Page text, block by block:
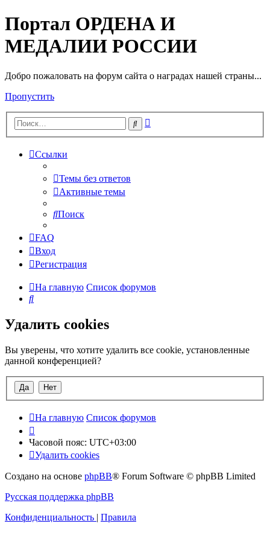
Портал ОРДЕНА И
МЕДАЛИИ РОССИИ
Добро пожаловать на форум сайта о наградах нашей страны...
Пропустить
Поиск
Ссылки
Темы без ответов
Активные темы
Поиск
FAQ
Вход
Регистрация
На главную Список форумов
Поиск
Удалить cookies
Вы уверены, что хотите удалить все cookie, установленные
данной конференцией?
На главную Список форумов
Часовой пояс: UTC+03:00
Удалить cookies
Создано на основе phpBB® Forum Software © phpBB Limited
Русская поддержка phpBB
Конфиденциальность | Правила